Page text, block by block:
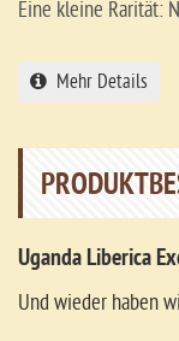
Eine kleine Rarität:
Mehr Details
Uganda Liberica
Und wieder haben